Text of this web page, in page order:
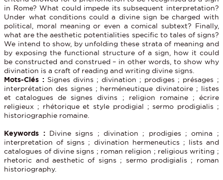
in Rome? What could impede its subsequent interpretation?
Under what conditions could a divine sign be charged with
political, moral meaning or even a comical subtext? Finally,
what are the aesthetic potentialities specific to tales of signs?
We intend to show, by unfolding these strata of meaning and
by exposing the functional structure of a sign, how it could
be constructed and construed – in other words, to show why
divination is a craft of reading and writing divine signs.
Mots-Clés : Signes divins ; divination ; prodiges ; présages ;
interprétation des signes ; herméneutique divinatoire ; listes
et catalogues de signes divins ; religion romaine ; écrire
religieux ; rhétorique et style prodigial ; sermo prodigialis ;
historiographie romaine.
Keywords : Divine signs ; divination ; prodigies ; omina ;
interpretation of signs ; divination hermeneutics ; lists and
catalogues of divine signs ; roman religion ; religious writing ;
rhetoric and aesthetic of signs ; sermo prodigialis ; roman
historiography.